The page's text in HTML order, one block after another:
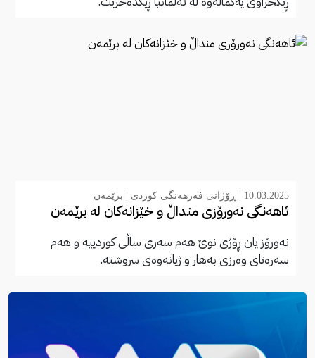
10.03.2025 | ڕۆژانی فەرهەنگی کوردی برێمەن
ئاهەنگی نەورۆزی منداڵ و خێزانەکان لە برێمەن
نەورۆز یان ڕۆژی نوێ هەم سەری ساڵی کوردییە و هەم
سەرەتای وەرزی بەهار و ژیانەوەی سروشتە.